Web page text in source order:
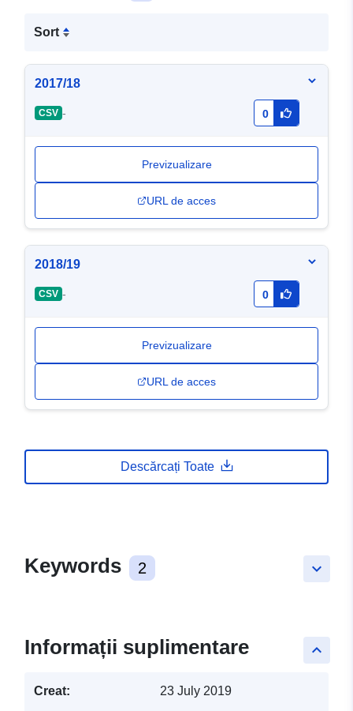
Sort
2017/18
CSV - 0
Previzualizare
URL de acces
2018/19
CSV - 0
Previzualizare
URL de acces
Descărcați Toate
keyboard_arrow_down
Keywords 2
keyboard_arrow_up
Informații suplimentare
Creat: 23 July 2019